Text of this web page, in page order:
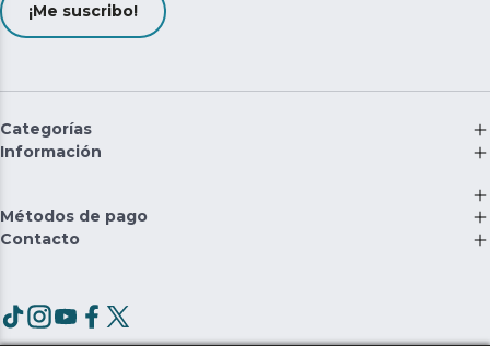
¡Me suscribo!
Categorías
Información
Métodos de pago
Contacto